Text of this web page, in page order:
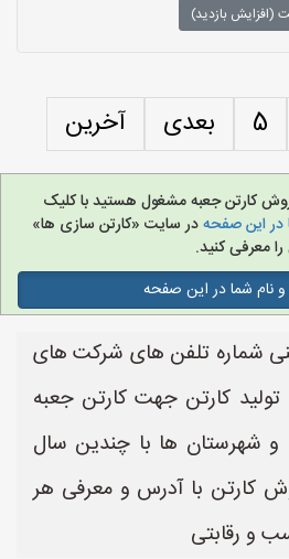
(افزایش بازدید)
5 بعدی آخرین
کارتن جعبه مشغول هستید با کلیک
در این صفحهدر سایت «کارتن سازی ها»
معرفی کنید.
نام شما در این صفحه
شماره تلفن های شرکت های
تولید کارتن جهت کارتن جعبه
و شهرستان ها با چندین سال
کارتن با آدرس و معرفی هر
و رقابتی